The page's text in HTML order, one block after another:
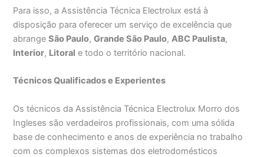
Para isso, a Assistência Técnica Electrolux está à
disposição para oferecer um serviço de excelência que
abrangeSão Paulo,Grande São Paulo,ABC Paulista,
Interior, Litoral e todo o território nacional.
Técnicos Qualificados e Experientes
Os técnicos da Assistência Técnica Electrolux Morro dos
Ingleses são verdadeiros profissionais, com uma sólida
base de conhecimento e anos de experiência no trabalho
com os complexos sistemas dos eletrodomésticos